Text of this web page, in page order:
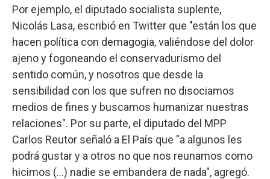
Por ejemplo, el diputado socialista suplente,
Nicolás Lasa, escribió en Twitter que "están los que
hacen política con demagogia, valiéndose del dolor
ajeno y fogoneando el conservadurismo del
sentido común, y nosotros que desde la
sensibilidad con los que sufren no disociamos
medios de fines y buscamos humanizar nuestras
relaciones". Por su parte, el diputado del MPP
Carlos Reutor señaló a El País que "a algunos les
podrá gustar y a otros no que nos reunamos como
hicimos (...) nadie se embandera de nada", agregó.